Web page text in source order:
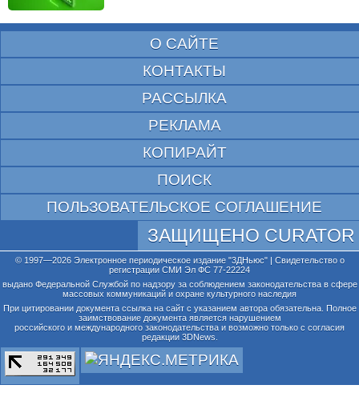
О САЙТЕ
КОНТАКТЫ
РАССЫЛКА
РЕКЛАМА
КОПИРАЙТ
ПОИСК
ПОЛЬЗОВАТЕЛЬСКОЕ СОГЛАШЕНИЕ
ЗАЩИЩЕНО CURATOR
© 1997—2026 Электронное периодическое издание "3ДНьюс" | Свидетельство о
регистрации СМИ Эл ФС 77-22224
выдано Федеральной Службой по надзору за соблюдением законодательства в сфере
массовых коммуникаций и охране культурного наследия
При цитировании документа ссылка на сайт с указанием автора обязательна. Полное
заимствование документа является нарушением
российского и международного законодательства и возможно только с согласия
редакции 3DNews.